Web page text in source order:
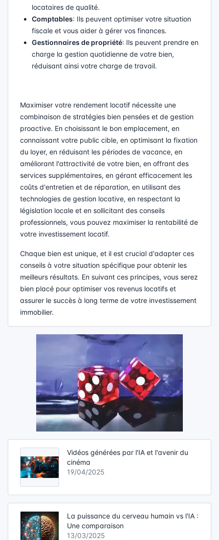
locataires de qualité.
Comptables: Ils peuvent optimiser votre situation
fiscale et vous aider à gérer vos finances.
Gestionnaires de propriété: Ils peuvent prendre en
charge la gestion quotidienne de votre bien,
réduisant ainsi votre charge de travail.
Maximiser votre rendement locatif nécessite une
combinaison de stratégies bien pensées et de gestion
proactive. En choisissant le bon emplacement, en
connaissant votre public cible, en optimisant la fixation
du loyer, en réduisant les périodes de vacance, en
améliorant l'attractivité de votre bien, en offrant des
services supplémentaires, en gérant efficacement les
coûts d'entretien et de réparation, en utilisant des
technologies de gestion locative, en respectant la
législation locale et en sollicitant des conseils
professionnels, vous pouvez maximiser la rentabilité de
votre investissement locatif.
Chaque bien est unique, et il est crucial d'adapter ces
conseils à votre situation spécifique pour obtenir les
meilleurs résultats. En suivant ces principes, vous serez
bien placé pour optimiser vos revenus locatifs et
assurer le succès à long terme de votre investissement
immobilier.
Vidéos générées par l'IA et l'avenir du
cinéma
19/04/2025
La puissance du cerveau humain vs l'IA :
Une comparaison
13/03/2025